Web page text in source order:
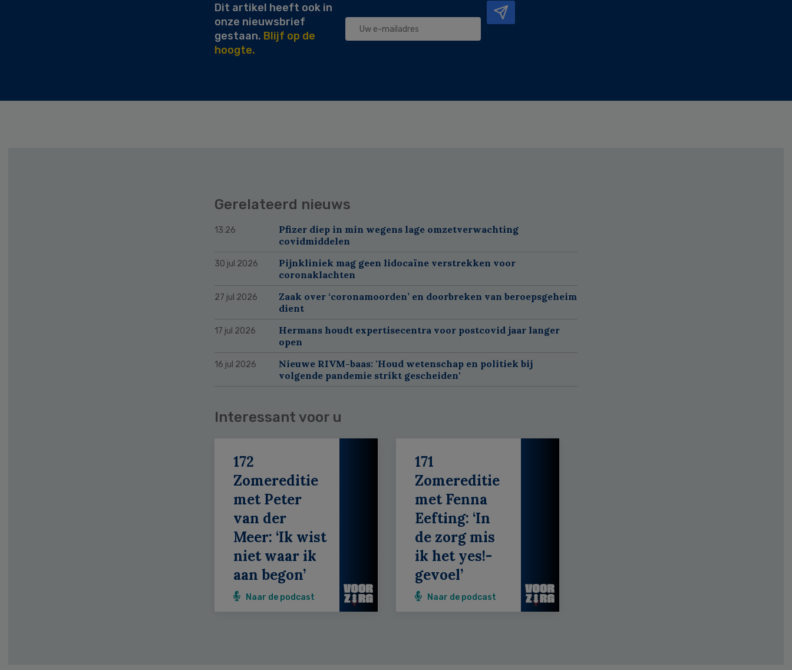
Dit artikel heeft ook in
onze nieuwsbrief
gestaan. Blijf op de
hoogte.
Gerelateerd nieuws
13:26
Pfizer diep in min wegens lage omzetverwachting
covidmiddelen
30 jul 2026
Pijnkliniek mag geen lidocaïne verstrekken voor
coronaklachten
27 jul 2026
Zaak over ‘coronamoorden’ en doorbreken van beroepsgeheim
dient
17 jul 2026
Hermans houdt expertisecentra voor postcovid jaar langer
open
16 jul 2026
Nieuwe RIVM-baas: 'Houd wetenschap en politiek bij
volgende pandemie strikt gescheiden'
Interessant voor u
172
Zomereditie
met Peter
van der
Meer: ‘Ik wist
niet waar ik
aan begon’
Naar de podcast
171
Zomereditie
met Fenna
Eefting: ‘In
de zorg mis
ik het yes!-
gevoel’
Naar de podcast